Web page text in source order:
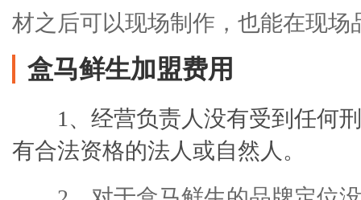
材之后可以现场制作，也能在现场
盒马鲜生加盟费用
1、经营负责人没有受到任何刑
有合法资格的法人或自然人。